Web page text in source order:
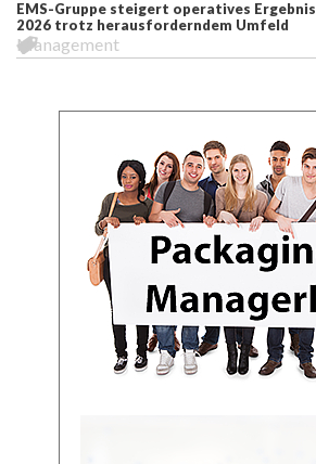
EMS-Gruppe steigert operatives
2026 trotz herausforderndem Umfeld
Management